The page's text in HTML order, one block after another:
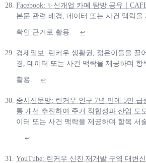
Facebook: ✨신개업 카페 탐방 공유｜
본문 관련 배경, 데이터 또는 사건 맥락을
확인 근거로 활용. ↩
경제일보: 린커우 생활권, 젊은이들을 끌
경, 데이터 또는 사건 맥락을 제공하며 항
활용. ↩
중시신문망: 린커우 인구 7년 만에 5만
통 개선 추진하여 주거 적합성과 산업 도
이터 또는 사건 맥락을 제공하며 항목 서
↩
YouTube: 린커우 신진 재개발 구역 대변